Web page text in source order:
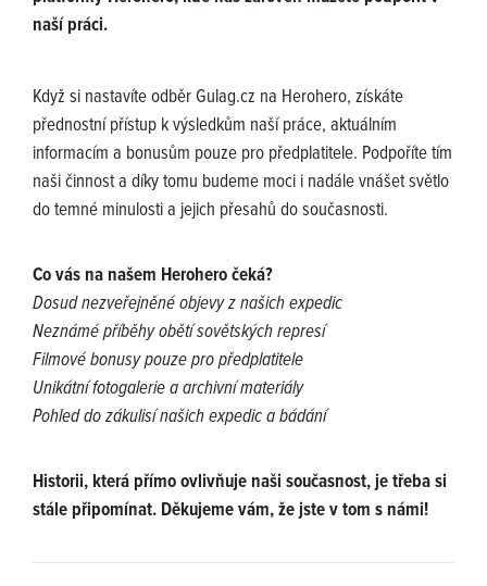
naší práci.
Když si nastavíte odběr Gulag.cz na Herohero, získáte
přednostní přístup k výsledkům naší práce, aktuálním
informacím a bonusům pouze pro předplatitele. Podpoříte tím
naši činnost a díky tomu budeme moci i nadále vnášet světlo
do temné minulosti a jejich přesahů do současnosti.
Co vás na našem Herohero čeká?
Dosud nezveřejněné objevy z našich expedic
Neznámé příběhy obětí sovětských represí
Filmové bonusy pouze pro předplatitele
Unikátní fotogalerie a archivní materiály
Pohled do zákulisí našich expedic a bádání
Historii, která přímo ovlivňuje naši současnost, je třeba si
stále připomínat. Děkujeme vám, že jste v tom s námi!